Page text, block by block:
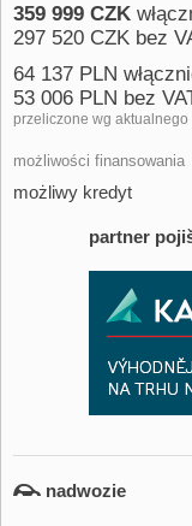
359 999 CZK
297 520 CZK bez
64 137 PLN
53 006 PLN bez
przeliczone wg
możliwości finansowania
możliwy kredyt
partner
nadwozie